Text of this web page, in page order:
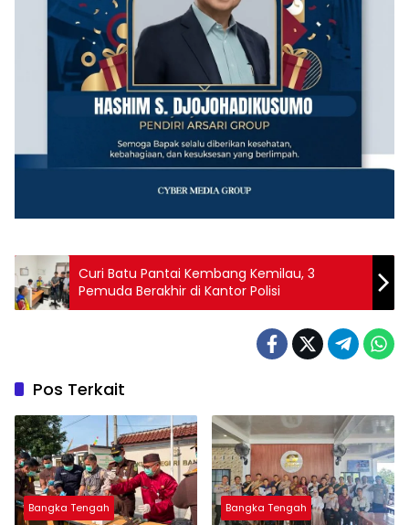
Curi Batu Pantai Kembang Kemilau, 3
Pemuda Berakhir di Kantor Polisi
Pos Terkait
Bangka Tengah Bangka Tengah